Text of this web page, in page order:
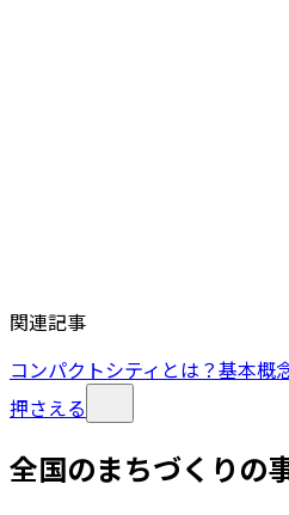
関連記事
コンパクトシティとは？基本概
押さえる
全国のまちづくりの